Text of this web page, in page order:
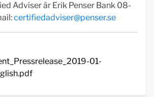
Adviser är Erik Penser Bank 08-
certifiedadviser@penser.se
01-